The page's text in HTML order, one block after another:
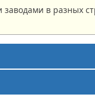
в разных